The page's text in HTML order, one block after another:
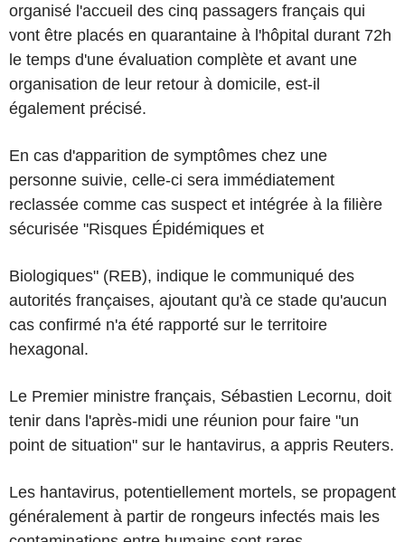
organisé l'accueil des cinq passagers français qui
vont être placés en quarantaine à l'hôpital durant 72h
le temps d'une évaluation complète et avant une
organisation de leur retour à domicile, est-il
également précisé.
En cas d'apparition de symptômes chez une
personne suivie, celle-ci sera immédiatement
reclassée comme cas suspect et intégrée à la filière
sécurisée "Risques Épidémiques et
Biologiques" (REB), indique le communiqué des
autorités françaises, ajoutant qu'à ce stade qu'aucun
cas confirmé n'a été rapporté sur le territoire
hexagonal.
Le Premier ministre français, Sébastien Lecornu, doit
tenir dans l'après-midi une réunion pour faire "un
point de situation" sur le hantavirus, a appris Reuters.
Les hantavirus, potentiellement mortels, se propagent
généralement à partir de rongeurs infectés mais les